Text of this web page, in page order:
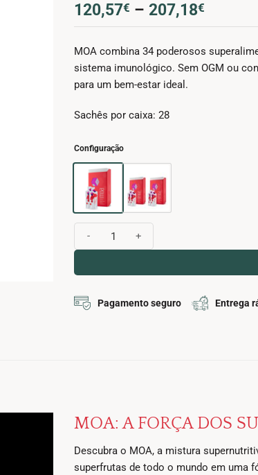
com4.33
em 5 com
de clientes
120,57€ – 207,18€
range:
MOA combina 34 poderosos
sistema imunológico. Sem OGM ou
para um bem-estar ideal.
Sachês por caixa: 28
Configuração
Quantidade de Moa
Pagamento seguro Entrega
MOA: A FORÇA DOS
Descubra o MOA, a mistura
superfrutas de todo o mundo em uma